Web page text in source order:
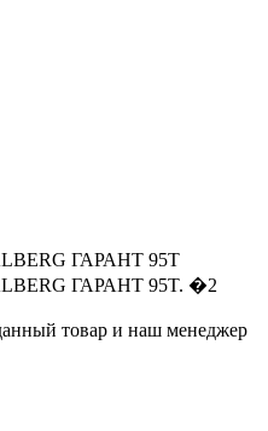
товар и наш менеджер